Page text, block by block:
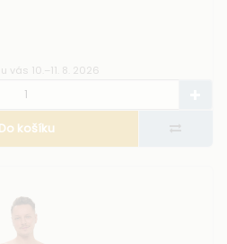
vás 10.–11. 8. 2026
Do košíku